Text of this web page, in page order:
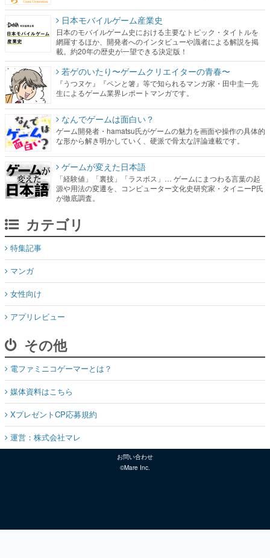
日本モバイルゲーム産業史
日本のモバイルゲーム史における主要なトピック・タイトルを
網羅するほか、開発者へのインタビューや識者による解説を掲
載。約20年の歴史が一望できる決定版！
若ゲのいたり〜ゲームクリエイターの青春〜
『うつヌケ』『ペンと箸』等で知られるマンガ家・田中圭一先
生によるゲーム業界レポートマンガです。
なんでゲームは面白い？
ゲーム開発者・hamatsu氏がゲームの魅力を画面や操作の具体的
な形から解き明かしていく、硬派で骨太な評論連載です。
ゲームが変えた日本語
「経験値」「裏技」「ラスボス」… ゲームにまつわる言葉の起
源や用法の変遷を、コンピューター文化史研究家・タイニーP氏
が徹底調査。
カテゴリ
特集記事
マンガ
女性向け
アプリレビュー
その他
電ファミニコゲーマーとは？
媒体資料はこちら
XプレゼントCP応募規約
運営：株式会社マレ
お問い合わせ
©Mare Inc.